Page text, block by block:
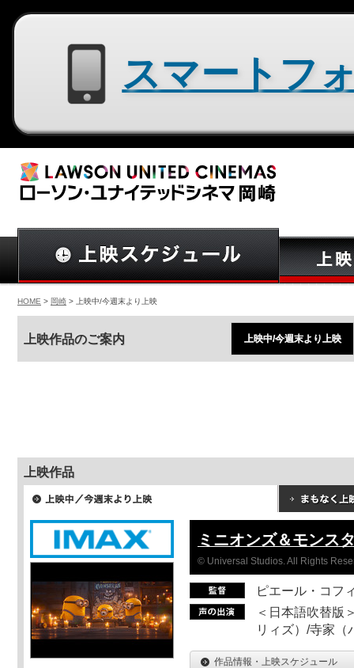
HOME > 岡崎 > 上映中/今週末より上映
上映作品のご案内 上映中/今週末より上映
上映作品
ミニオンズ＆モンス
© Universal Studios. All Rights
ピエール・コフ
＜日本語吹替版
リィズ）/寺家（
作品情報・上映スケジュール